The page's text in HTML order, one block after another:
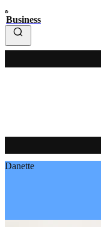
Business
Danette